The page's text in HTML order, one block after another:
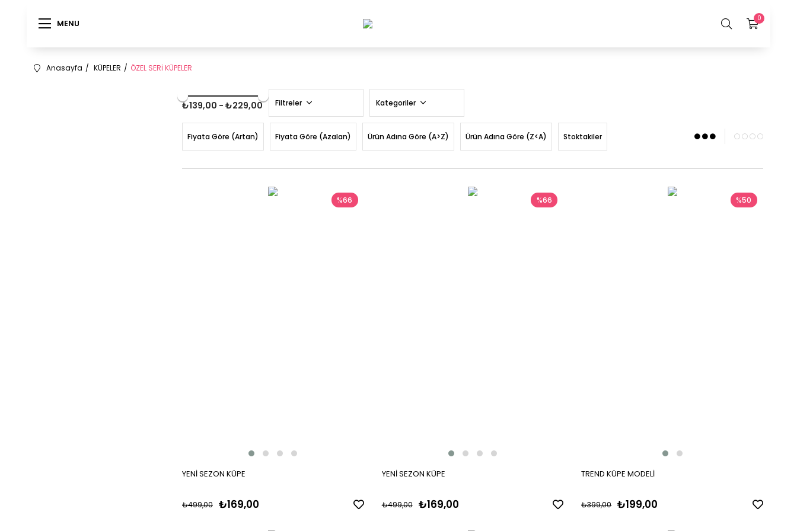
MENU
MENU 0
Anasayfa KÜPELER ÖZEL SERİ KÜPELER
₺139,00 - ₺229,00 Filtreler Kategoriler
Fiyata Göre (Artan) Fiyata Göre (Azalan) Ürün Adına Göre (A>Z) Ürün Adına Göre (Z<A) Stoktakiler
YENİ SEZON KÜPE
₺169,00
₺499,00
%66
YENİ SEZON KÜPE
₺169,00
₺499,00
%66
TREND KÜPE MODELİ
₺199,00
₺399,00
%50